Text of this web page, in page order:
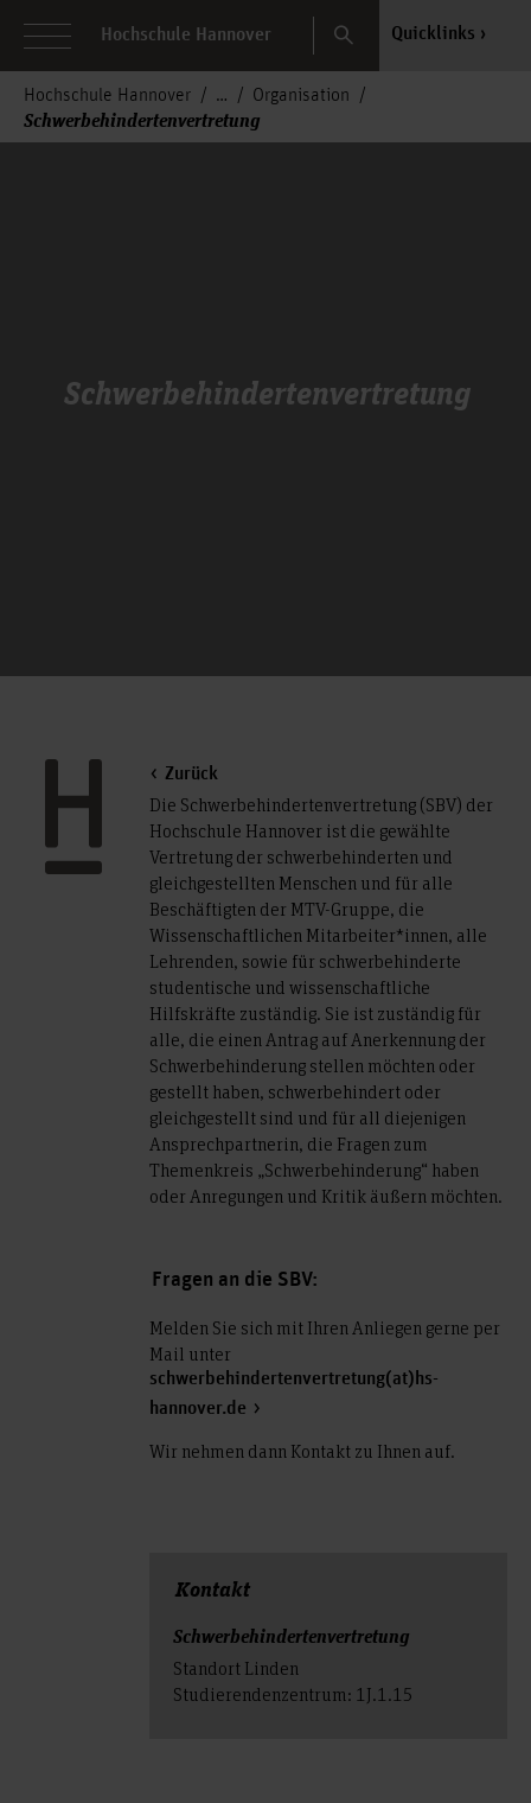
Hochschule Hannover Search Quicklinks
Hochschule Hannover Organisation
Schwerbehindertenvertretung
Schwerbehindertenvertretung
Zurück
Die Schwerbehindertenvertretung (SBV) der
Hochschule Hannover ist die gewählte
Vertretung der schwerbehinderten und
gleichgestellten Menschen und für alle
Beschäftigten der MTV-Gruppe, die
Wissenschaftlichen Mitarbeiter*innen, alle
Lehrenden, sowie für schwerbehinderte
studentische und wissenschaftliche
Hilfskräfte zuständig. Sie ist zuständig für
alle, die einen Antrag auf Anerkennung der
Schwerbehinderung stellen möchten oder
gestellt haben, schwerbehindert oder
gleichgestellt sind und für all diejenigen
Ansprechpartnerin, die Fragen zum
Themenkreis „Schwerbehinderung“ haben
oder Anregungen und Kritik äußern möchten.
Fragen an die SBV:
Melden Sie sich mit Ihren Anliegen gerne per
Mail unter
schwerbehindertenvertretung(at)hs-
hannover.de
Wir nehmen dann Kontakt zu Ihnen auf.
Kontakt
Schwerbehindertenvertretung
Standort Linden
Studierendenzentrum: 1J.1.15